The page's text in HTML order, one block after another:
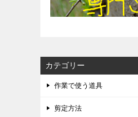
カテゴリー
作業で使う道具
剪定方法